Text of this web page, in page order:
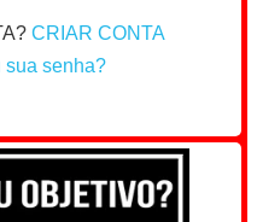
CRIAR CONTA
sua senha?